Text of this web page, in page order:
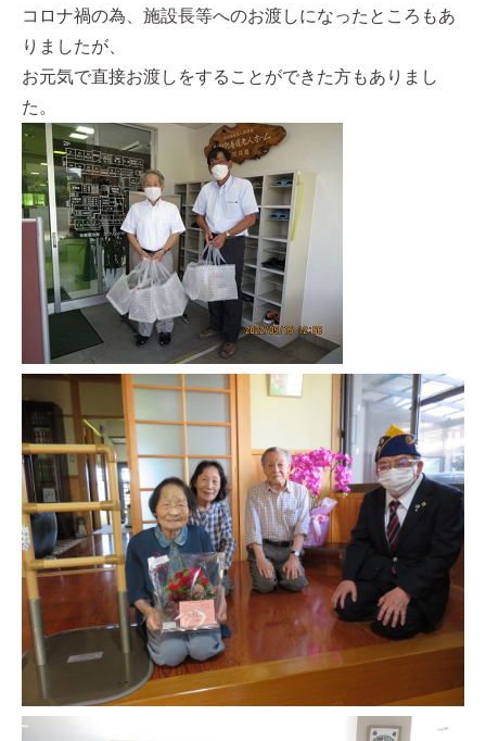
コロナ禍の為、施設長等へのお渡しになったところもあ
りましたが、
お元気で直接お渡しをすることができた方もありまし
た。